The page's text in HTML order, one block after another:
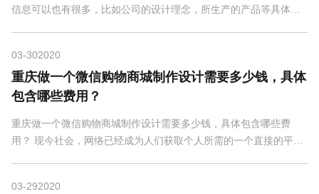
信息可以也有很多，比如公司的设计理念，所生产的产品等具体的
03-302020
重庆做一个微信购物商城制作设计需要多少钱，具体
包含哪些费用？
重庆做一个微信购物商城制作设计需要多少钱，具体包含哪些费
用？ 现今社会，网络已经成为人们获取个人所需的一个直接的平
03-292020